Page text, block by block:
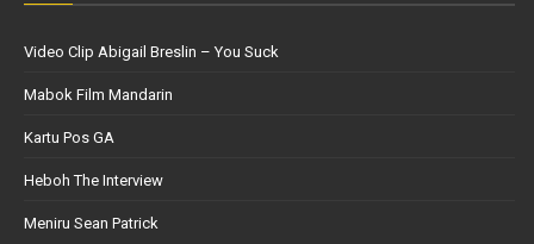
Video Clip Abigail Breslin – You Suck
Mabok Film Mandarin
Kartu Pos GA
Heboh The Interview
Meniru Sean Patrick